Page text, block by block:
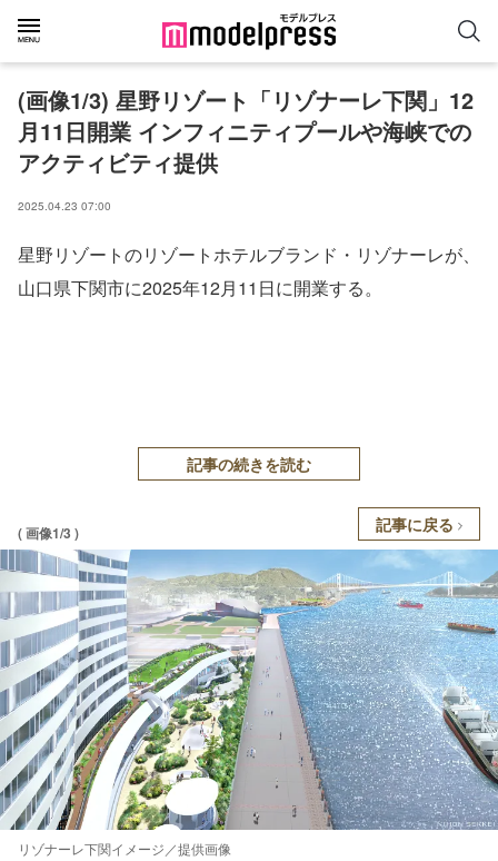
(画像1/3) 星野リゾート「リゾナーレ下関」12
月11日開業 インフィニティプールや海峡での
アクティビティ提供
2025.04.23 07:00
星野リゾートのリゾートホテルブランド・リゾナーレが、
山口県下関市に2025年12月11日に開業する。
記事の続きを読む
( 画像1/3 ) 記事に戻る
リゾナーレ下関イメージ／提供画像